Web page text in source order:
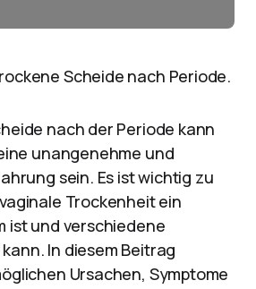
Scheide nach Periode.
nach der Periode kann
unangenehme und
sein. Es ist wichtig zu
Trockenheit ein
ist und verschiedene
In diesem Beitrag
Ursachen, Symptome